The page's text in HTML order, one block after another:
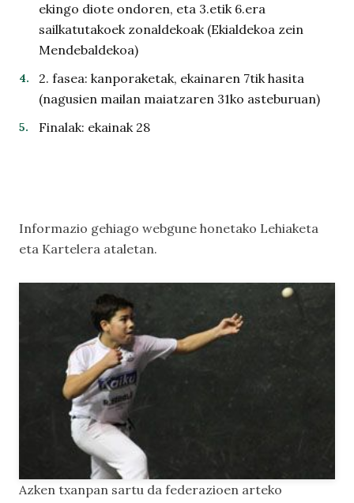
ekingo diote ondoren, eta 3.etik 6.era
sailkatutakoek zonaldekoak (Ekialdekoa zein
Mendebaldekoa)
2. fasea: kanporaketak, ekainaren 7tik hasita
(nagusien mailan maiatzaren 31ko asteburuan)
Finalak: ekainak 28
Informazio gehiago webgune honetako Lehiaketa
eta Kartelera ataletan.
Azken txanpan sartu da federazioen arteko